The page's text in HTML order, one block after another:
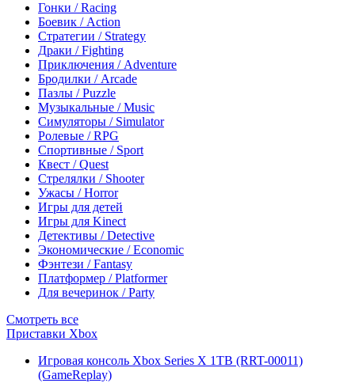
Гонки / Racing
Боевик / Action
Стратегии / Strategy
Драки / Fighting
Приключения / Adventure
Бродилки / Arcade
Пазлы / Puzzle
Музыкальные / Music
Симуляторы / Simulator
Ролевые / RPG
Спортивные / Sport
Квест / Quest
Стрелялки / Shooter
Ужасы / Horror
Игры для детей
Игры для Kinect
Детективы / Detective
Экономические / Economic
Фэнтези / Fantasy
Платформер / Platformer
Для вечеринок / Party
Смотреть все
Приставки Xbox
Игровая консоль Xbox Series X 1TB (RRT-00011)
(GameReplay)